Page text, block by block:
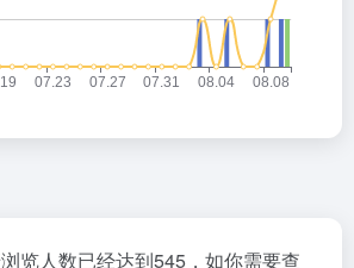
览人数已经达到545，如你需要查